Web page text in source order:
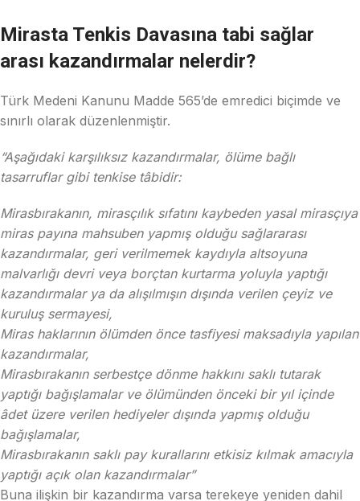
Mirasta Tenkis Davasına tabi sağlar
arası kazandırmalar nelerdir?
Türk Medeni Kanunu Madde 565’de emredici biçimde ve
sınırlı olarak düzenlenmiştir.
“Aşağıdaki karşılıksız kazandırmalar, ölüme bağlı
tasarruflar gibi tenkise tâbidir:
Mirasbırakanın, mirasçılık sıfatını kaybeden yasal mirasçıya
miras payına mahsuben yapmış olduğu sağlararası
kazandırmalar, geri verilmemek kaydıyla altsoyuna
malvarlığı devri veya borçtan kurtarma yoluyla yaptığı
kazandırmalar ya da alışılmışın dışında verilen çeyiz ve
kuruluş sermayesi,
Miras haklarının ölümden önce tasfiyesi maksadıyla yapılan
kazandırmalar,
Mirasbırakanın serbestçe dönme hakkını saklı tutarak
yaptığı bağışlamalar ve ölümünden önceki bir yıl içinde
âdet üzere verilen hediyeler dışında yapmış olduğu
bağışlamalar,
Mirasbırakanın saklı pay kurallarını etkisiz kılmak amacıyla
yaptığı açık olan kazandırmalar”
Buna ilişkin bir kazandırma varsa terekeye yeniden dahil